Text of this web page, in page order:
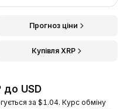
Прогноз ціни
Купівля XRP
до USD
за $1.04. Курс обміну